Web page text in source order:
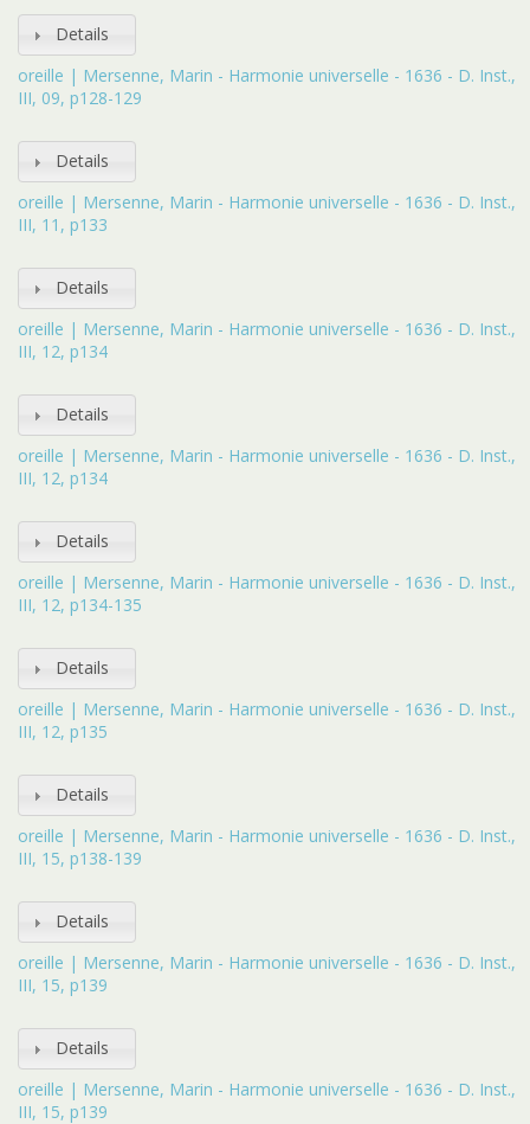
Details
oreille | Mersenne, Marin - Harmonie universelle - 1636 - D. Inst.,
III, 09, p128-129
Details
oreille | Mersenne, Marin - Harmonie universelle - 1636 - D. Inst.,
III, 11, p133
Details
oreille | Mersenne, Marin - Harmonie universelle - 1636 - D. Inst.,
III, 12, p134
Details
oreille | Mersenne, Marin - Harmonie universelle - 1636 - D. Inst.,
III, 12, p134
Details
oreille | Mersenne, Marin - Harmonie universelle - 1636 - D. Inst.,
III, 12, p134-135
Details
oreille | Mersenne, Marin - Harmonie universelle - 1636 - D. Inst.,
III, 12, p135
Details
oreille | Mersenne, Marin - Harmonie universelle - 1636 - D. Inst.,
III, 15, p138-139
Details
oreille | Mersenne, Marin - Harmonie universelle - 1636 - D. Inst.,
III, 15, p139
Details
oreille | Mersenne, Marin - Harmonie universelle - 1636 - D. Inst.,
III, 15, p139